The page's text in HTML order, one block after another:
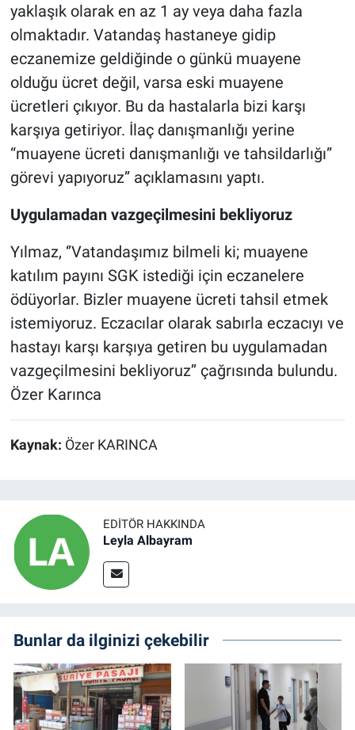
yaklaşık olarak en az 1 ay veya daha fazla
olmaktadır. Vatandaş hastaneye gidip
eczanemize geldiğinde o günkü muayene
olduğu ücret değil, varsa eski muayene
ücretleri çıkıyor. Bu da hastalarla bizi karşı
karşıya getiriyor. İlaç danışmanlığı yerine
“muayene ücreti danışmanlığı ve tahsildarlığı”
görevi yapıyoruz’’ açıklamasını yaptı.
Uygulamadan vazgeçilmesini bekliyoruz
Yılmaz, ‘’Vatandaşımız bilmeli ki; muayene
katılım payını SGK istediği için eczanelere
ödüyorlar. Bizler muayene ücreti tahsil etmek
istemiyoruz. Eczacılar olarak sabırla eczacıyı ve
hastayı karşı karşıya getiren bu uygulamadan
vazgeçilmesini bekliyoruz’’ çağrısında bulundu.
Özer Karınca
Kaynak: Özer KARINCA
EDITÖR HAKKINDA
Leyla Albayram
Bunlar da ilginizi çekebilir